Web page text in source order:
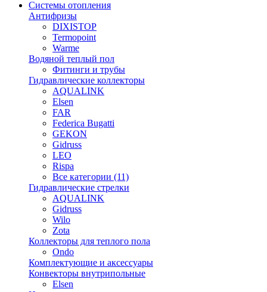
Системы отопления
Антифризы
DIXISTOP
Termopoint
Warme
Водяной теплый пол
Фитинги и трубы
Гидравлические коллекторы
AQUALINK
Elsen
FAR
Federica Bugatti
GEKON
Gidruss
LEO
Rispa
Все категории (11)
Гидравлические стрелки
AQUALINK
Gidruss
Wilo
Zota
Коллекторы для теплого пола
Ondo
Комплектующие и аксессуары
Конвекторы внутрипольные
Elsen